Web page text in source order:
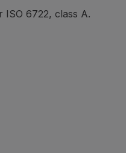
6722, class A.